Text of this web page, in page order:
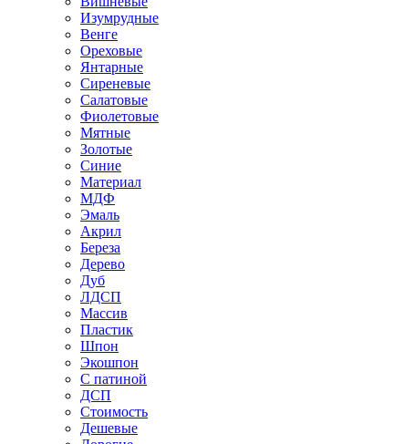
Изумрудные
Венге
Ореховые
Янтарные
Сиреневые
Салатовые
Фиолетовые
Мятные
Золотые
Синие
Материал
МДФ
Эмаль
Акрил
Береза
Дерево
Дуб
ЛДСП
Массив
Пластик
Шпон
Экошпон
С патиной
ДСП
Стоимость
Дешевые